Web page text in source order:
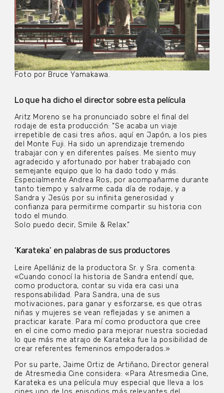
Foto por Bruce Yamakawa.
Lo que ha dicho el director sobre esta película
Aritz Moreno se ha pronunciado sobre el final del
rodaje de esta producción: “Se acaba un viaje
irrepetible de casi tres años, aquí en Japón, a los pies
del Monte Fuji. Ha sido un aprendizaje tremendo
trabajar con y en diferentes países. Me siento muy
agradecido y afortunado por haber trabajado con
semejante equipo que lo ha dado todo y más.
Especialmente Andrea Ros, por acompañarme durante
tanto tiempo y salvarme cada día de rodaje, y a
Sandra y Jesús por su infinita generosidad y
confianza para permitirme compartir su historia con
todo el mundo.
Solo puedo decir, Smile & Relax.”
‘Karateka’ en palabras de sus productores
Leire Apellániz de la productora Sr. y Sra. comenta:
«Cuando conocí la historia de Sandra entendí que,
como productora, contar su vida era casi una
responsabilidad. Para Sandra, una de sus
motivaciones, para ganar y esforzarse, es que otras
niñas y mujeres se vean reflejadas y se animen a
practicar karate. Para mí como productora que cree
en el cine como medio para mejorar nuestra sociedad
lo que más me atrajo de Karateka fue la posibilidad de
crear referentes femeninos empoderados.»
Por su parte, Jaime Ortiz de Artiñano, Director general
de Atresmedia Cine considera: «Para Atresmedia Cine,
Karateka es una película muy especial que lleva a los